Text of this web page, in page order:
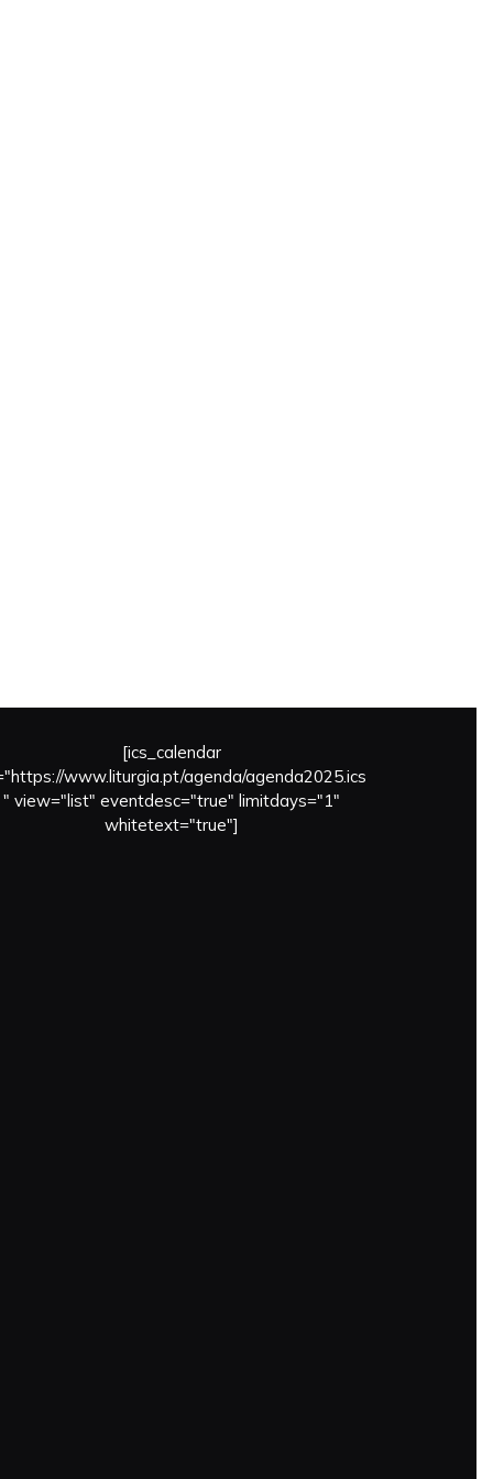
[ics_calendar
www.liturgia.pt/agenda/agenda2025.ics
" view="list" eventdesc="true" limitdays="1"
whitetext="true"]